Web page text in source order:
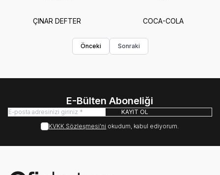
ÇINAR DEFTER COCA-COLA
Önceki Sonraki
E-Bülten Aboneliği
KAYIT OL
KVKK Sözleşmesi'ni okudum, kabul ediyorum.